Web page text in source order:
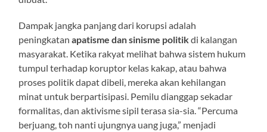
Dampak jangka panjang dari korupsi adalah
peningkatanapatisme dan sinisme politikdi kalangan
masyarakat. Ketika rakyat melihat bahwa sistem hukum
tumpul terhadap koruptor kelas kakap, atau bahwa
proses politik dapat dibeli, mereka akan kehilangan
minat untuk berpartisipasi. Pemilu dianggap sekadar
formalitas, dan aktivisme sipil terasa sia-sia. “Percuma
berjuang, toh nanti ujungnya uang juga,” menjadi